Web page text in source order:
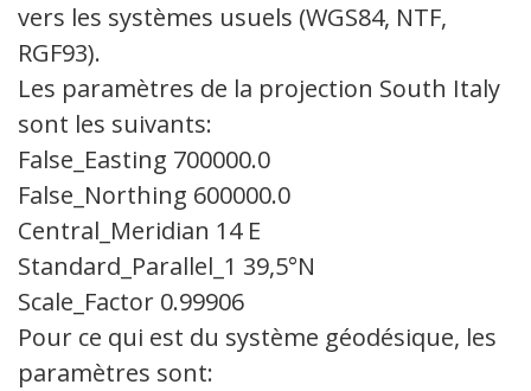
vers les systèmes usuels (WGS84, NTF,
RGF93).
Les paramètres de la projection South Italy
sont les suivants:
False_Easting 700000.0
False_Northing 600000.0
Central_Meridian 14 E
Standard_Parallel_1 39,5°N
Scale_Factor 0.99906
Pour ce qui est du système géodésique, les
paramètres sont: